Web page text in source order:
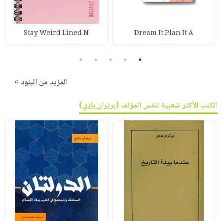
Dream It Plan It A
Stay Weird Lined N
1
2
3
4
5
المزيد من البنود »
الكتب الأكثر شعبية لنفس المؤلف (برتران بادي)